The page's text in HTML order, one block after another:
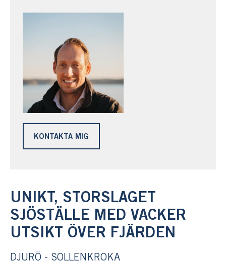
UNIKT, STORSLAGET
SJÖSTÄLLE MED VACKER
UTSIKT ÖVER FJÄRDEN
DJURÖ - SOLLENKROKA
KONTAKTA MIG